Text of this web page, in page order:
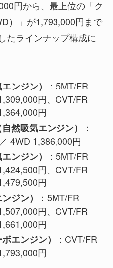
円から、最上位の「ク
）」が1,793,000円まで
たラインナップ構成に
ンジン）
：5MT/FR
円、CVT/FR
円
然吸気エンジン）
：
4WD 1,386,000円
ンジン）
：5MT/FR
円、CVT/FR
円
ジン）
：5MT/FR
円、CVT/FR
円
エンジン）
：CVT/FR
円